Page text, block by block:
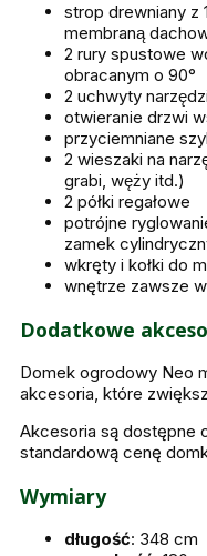
strop drewniany z
membraną
2 rury spustowe
obracanym o 90°
2 uchwyty
otwieranie drzwi
przyciemniane
2 wieszaki na
grabi, węży itd.)
2 półki regałowe
potrójne
zamek
wkręty i kołki do
wnętrze zawsze
Dodatkowe
Domek ogrodowy Neo
akcesoria, które
Akcesoria są dostępne
standardową cenę
Wymiary
długość: 348 cm